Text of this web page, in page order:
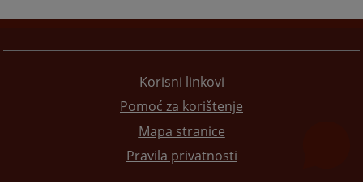
Korisni linkovi
Pomoć za korištenje
Mapa stranice
Pravila privatnosti